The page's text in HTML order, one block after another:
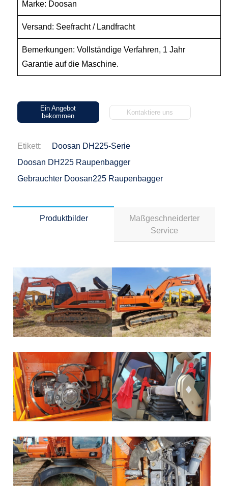
Marke: Doosan
Versand: Seefracht / Landfracht
Bemerkungen: Vollständige Verfahren, 1 Jahr
Garantie auf die Maschine.
Ein Angebot
bekommen
Kontaktiere uns
Etikett:
Doosan DH225-Serie
Doosan DH225 Raupenbagger
Gebrauchter Doosan225 Raupenbagger
Produktbilder
Maßgeschneiderter
Service